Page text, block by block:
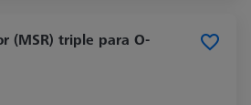
(MSR) triple para O-